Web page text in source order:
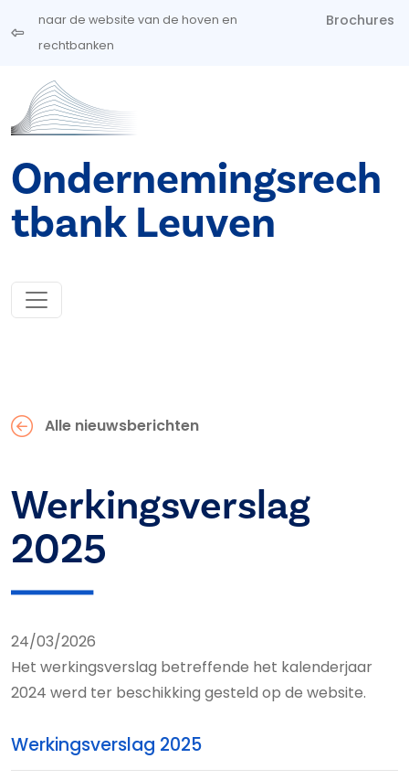
Overslaan en naar de inhoud gaan
naar de website van de hoven en
rechtbanken
Brochures
Ondernemingsrech
tbank Leuven
Alle nieuwsberichten
Werkingsverslag
2025
24/03/2026
Het werkingsverslag betreffende het kalenderjaar
2024 werd ter beschikking gesteld op de website.
Werkingsverslag 2025